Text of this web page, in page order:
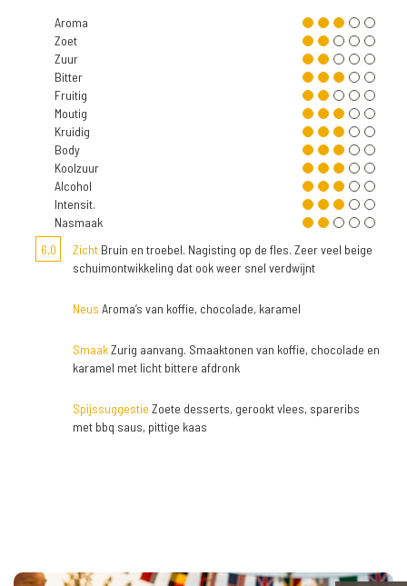
Aroma
Zoet
Zuur
Bitter
Fruitig
Moutig
Kruidig
Body
Koolzuur
Alcohol
Intensit.
Nasmaak
6,0
Zicht Bruin en troebel. Nagisting op de fles. Zeer veel beige
schuimontwikkeling dat ook weer snel verdwijnt
Neus Aroma’s van koffie, chocolade, karamel
SmaakZurig aanvang. Smaaktonen van koffie, chocolade en
karamel met licht bittere afdronk
Spijssuggestie Zoete desserts, gerookt vlees, spareribs
met bbq saus, pittige kaas